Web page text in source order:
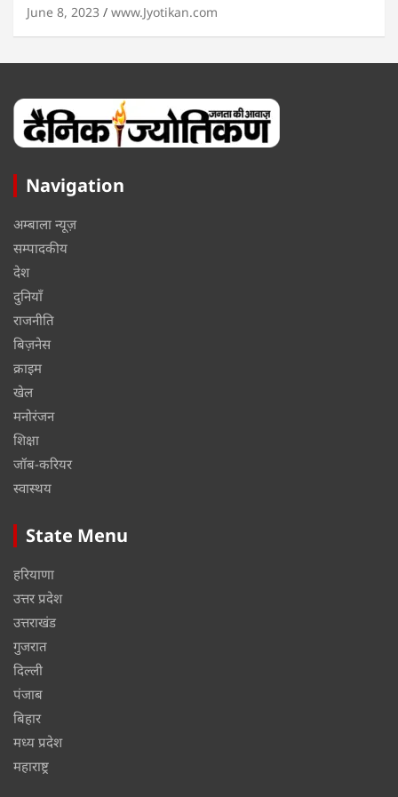
June 8, 2023 www.Jyotikan.com
Navigation
अम्बाला न्यूज़
सम्पादकीय
देश
दुनियाँ
राजनीति
बिज़नेस
क्राइम
खेल
मनोरंजन
शिक्षा
जॉब-करियर
स्वास्थय
State Menu
हरियाणा
उत्तर प्रदेश
उत्तराखंड
गुजरात
दिल्ली
पंजाब
बिहार
मध्य प्रदेश
महाराष्ट्र